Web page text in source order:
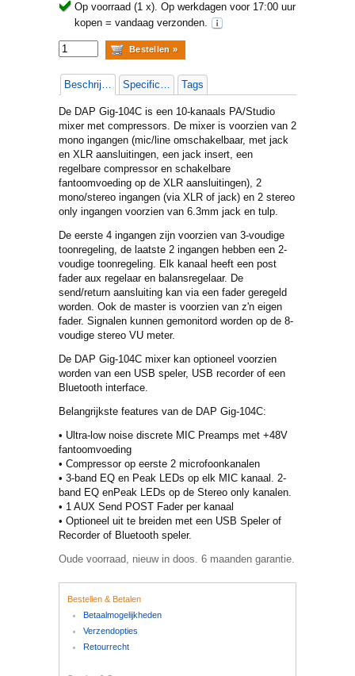
Op voorraad (1 x). Op werkdagen voor 17:00 uur
kopen = vandaag verzonden.
Beschrijving Specificaties Tags
De DAP Gig-104C is een 10-kanaals PA/Studio
mixer met compressors. De mixer is voorzien van 2
mono ingangen (mic/line omschakelbaar, met jack
en XLR aansluitingen, een jack insert, een
regelbare compressor en schakelbare
fantoomvoeding op de XLR aansluitingen), 2
mono/stereo ingangen (via XLR of jack) en 2 stereo
only ingangen voorzien van 6.3mm jack en tulp.
De eerste 4 ingangen zijn voorzien van 3-voudige
toonregeling, de laatste 2 ingangen hebben een 2-
voudige toonregeling. Elk kanaal heeft een post
fader aux regelaar en balansregelaar. De
send/return aansluiting kan via een fader geregeld
worden. Ook de master is voorzien van z'n eigen
fader. Signalen kunnen gemonitord worden op de 8-
voudige stereo VU meter.
De DAP Gig-104C mixer kan optioneel voorzien
worden van een USB speler, USB recorder of een
Bluetooth interface.
Belangrijkste features van de DAP Gig-104C:
• Ultra-low noise discrete MIC Preamps met +48V
fantoomvoeding
• Compressor op eerste 2 microfoonkanalen
• 3-band EQ en Peak LEDs op elk MIC kanaal. 2-
band EQ enPeak LEDs op de Stereo only kanalen.
• 1 AUX Send POST Fader per kanaal
• Optioneel uit te breiden met een USB Speler of
Recorder of Bluetooth speler.
Oude voorraad, nieuw in doos. 6 maanden garantie.
Bestellen & Betalen
Betaalmogelijkheden
Verzendopties
Retourrecht